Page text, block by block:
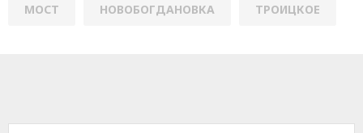
МОСТ НОВОБОГДАНОВКА ТРОИЦКОЕ